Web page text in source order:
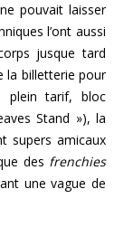
pouvait laisser
l’ont aussi
jusque tard
la billetterie pour
plein tarif, bloc
Stand »), la
supers amicaux
des frenchies
une vague de